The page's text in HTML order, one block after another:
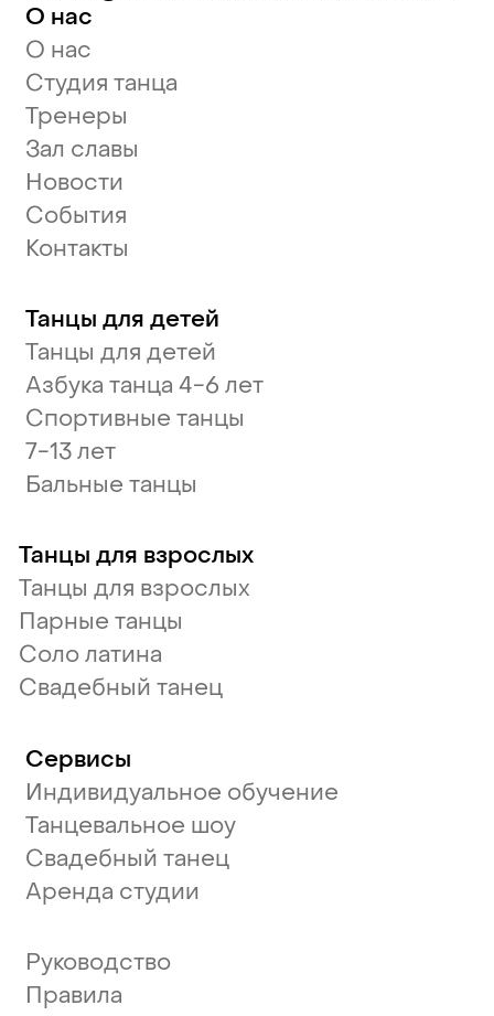
О нас
О нас
Студия танца
Тренеры
Зал славы
Новости
События
Контакты
Танцы для детей
Танцы для детей
Азбука танца 4-6 лет
Спортивные танцы
7-13 лет
Бальные танцы
Танцы для взрослых
Танцы для взрослых
Парные танцы
Соло латина
Свадебный танец
Сервисы
Индивидуальное обучение
Танцевальное шоу
Свадебный танец
Аренда студии
Руководство
Правила